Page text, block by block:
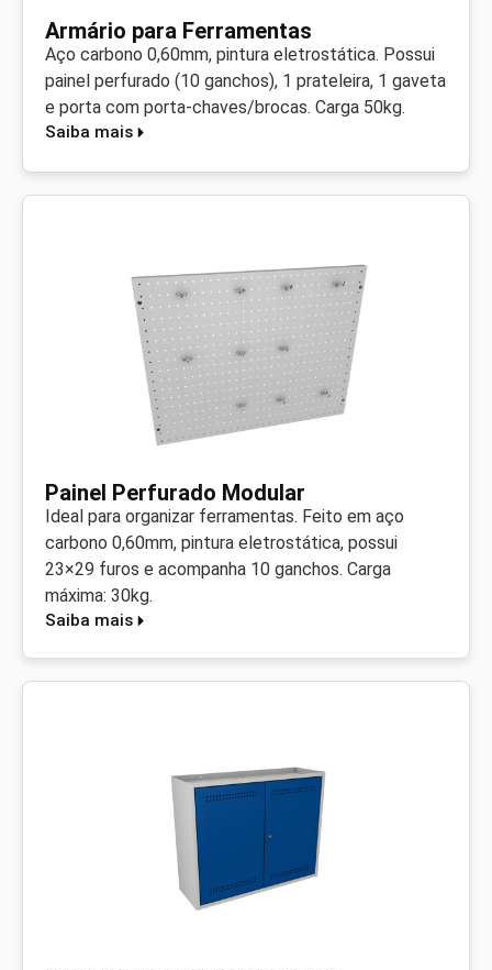
Armário para Ferramentas
Aço carbono 0,60mm, pintura eletrostática. Possui
painel perfurado (10 ganchos), 1 prateleira, 1 gaveta
e porta com porta-chaves/brocas. Carga 50kg.
Saiba mais
Painel Perfurado Modular
Ideal para organizar ferramentas. Feito em aço
carbono 0,60mm, pintura eletrostática, possui
23×29 furos e acompanha 10 ganchos. Carga
máxima: 30kg.
Saiba mais